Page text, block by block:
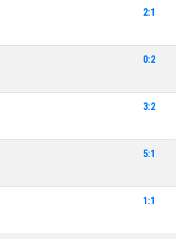
2:1
0:2
3:2
5:1
1:1